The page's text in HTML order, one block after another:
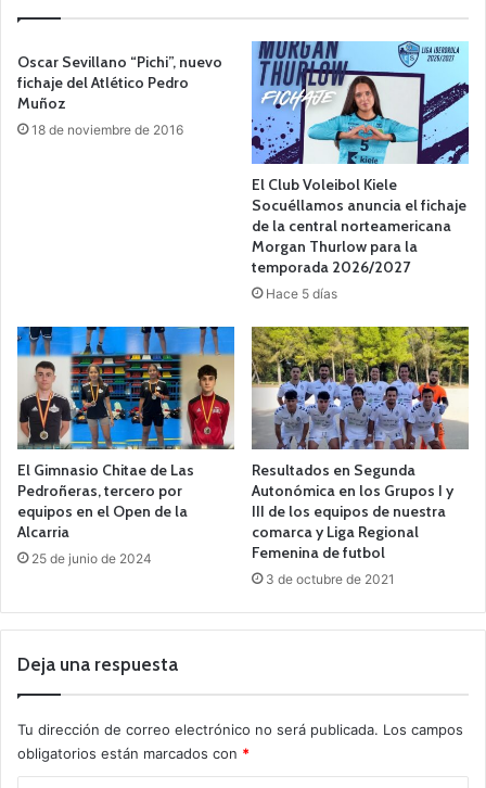
Oscar Sevillano “Pichi”, nuevo
fichaje del Atlético Pedro
Muñoz
18 de noviembre de 2016
El Club Voleibol Kiele
Socuéllamos anuncia el fichaje
de la central norteamericana
Morgan Thurlow para la
temporada 2026/2027
Hace 5 días
El Gimnasio Chitae de Las
Pedroñeras, tercero por
equipos en el Open de la
Alcarria
25 de junio de 2024
Resultados en Segunda
Autonómica en los Grupos I y
III de los equipos de nuestra
comarca y Liga Regional
Femenina de futbol
3 de octubre de 2021
Deja una respuesta
Tu dirección de correo electrónico no será publicada. Los campos
obligatorios están marcados con *